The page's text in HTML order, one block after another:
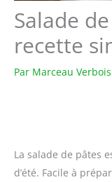
Salade
recette
Par Marceau Verbois
La salade de pâtes
d’été. Facile à